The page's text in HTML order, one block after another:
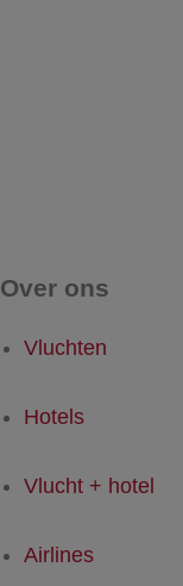
Over ons
Vluchten
Hotels
Vlucht + hotel
Airlines